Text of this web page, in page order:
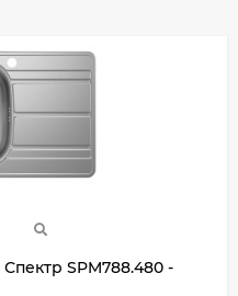
SPM788.480 -